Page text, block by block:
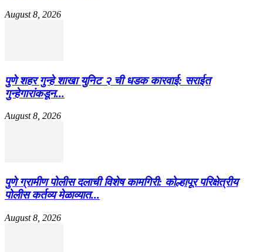
August 8, 2026
पुणे शहर गुन्हे शाखा युनिट २ ची धडक कारवाई: सराईत
गुन्हेगारांकडून...
August 8, 2026
पुणे ग्रामीण पोलीस दलाची विशेष कामगिरी: कोल्हापूर परिक्षेत्रीय
पोलीस कर्तव्य मेळाव्यात...
August 8, 2026